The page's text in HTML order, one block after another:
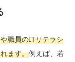
職員のITリテラシ
ます。例えば、若